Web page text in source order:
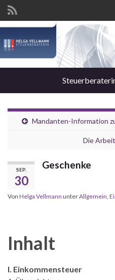
Mandanten-Information
Die
SEP.
30
Geschenke
Von Helga Vellmann unterAllgemein,
Inhalt
I. Einkommensteuer